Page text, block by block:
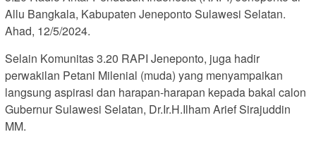
Allu Bangkala, Kabupaten Jeneponto Sulawesi Selatan.
Ahad, 12/5/2024.
Selain Komunitas 3.20 RAPI Jeneponto, juga hadir
perwakilan Petani Milenial (muda) yang menyampaikan
langsung aspirasi dan harapan-harapan kepada bakal calon
Gubernur Sulawesi Selatan, Dr.Ir.H.Ilham Arief Sirajuddin
MM.